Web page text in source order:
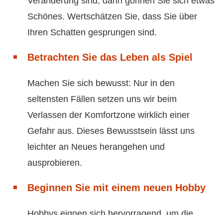
Schönes. Wertschätzen Sie, dass Sie über
Ihren Schatten gesprungen sind.
Betrachten Sie das Leben als Spiel
Machen Sie sich bewusst: Nur in den
seltensten Fällen setzen uns wir beim
Verlassen der Komfortzone wirklich einer
Gefahr aus. Dieses Bewusstsein lässt uns
leichter an Neues herangehen und
ausprobieren.
Beginnen Sie mit einem neuen Hobby